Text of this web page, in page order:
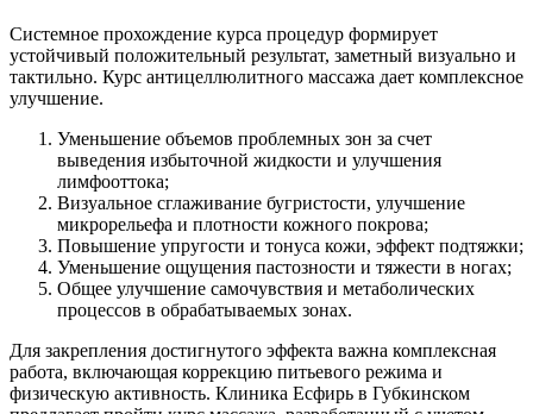
Системное прохождение курса процедур формирует
устойчивый положительный результат, заметный визуально и
тактильно. Курс антицеллюлитного массажа дает комплексное
улучшение.
Уменьшение объемов проблемных зон за счет
выведения избыточной жидкости и улучшения
лимфооттока;
Визуальное сглаживание бугристости, улучшение
микрорельефа и плотности кожного покрова;
Повышение упругости и тонуса кожи, эффект подтяжки;
Уменьшение ощущения пастозности и тяжести в ногах;
Общее улучшение самочувствия и метаболических
процессов в обрабатываемых зонах.
Для закрепления достигнутого эффекта важна комплексная
работа, включающая коррекцию питьевого режима и
физическую активность. Клиника Есфирь в Губкинском